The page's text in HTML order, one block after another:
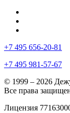
+7 495 656-20-81
+7 495 981-57-67
© 1999 – 2026
Все права
Лицензия